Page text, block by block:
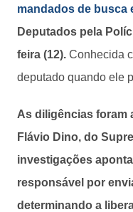
mandados de busca
Deputados pela
feira (12). Conhecida
deputado quando ele
As diligências foram
Flávio Dino, do
investigações
responsável por
determinando a